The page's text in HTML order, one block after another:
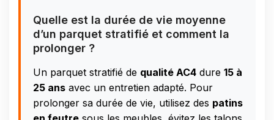
Quelle est la durée de vie moyenne
d’un parquet stratifié et comment la
prolonger ?
Un parquet stratifié de qualité AC4 dure 15 à
25 ans avec un entretien adapté. Pour
prolonger sa durée de vie, utilisez des patins